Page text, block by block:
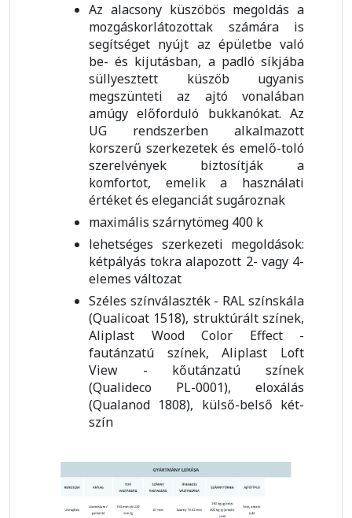
Az alacsony küszöbös megoldás a
mozgáskorlátozottak számára is
segítséget nyújt az épületbe való
be- és kijutásban, a padló síkjába
süllyesztett küszöb ugyanis
megszünteti az ajtó vonalában
amúgy előforduló bukkanókat. Az
UG rendszerben alkalmazott
korszerű szerkezetek és emelő-toló
szerelvények biztosítják a
komfortot, emelik a használati
értéket és eleganciát sugároznak
maximális szárnytömeg 400 k
lehetséges szerkezeti megoldások:
kétpályás tokra alapozott 2- vagy 4-
elemes változat
Széles színválaszték - RAL színskála
(Qualicoat 1518), struktúrált színek,
Aliplast Wood Color Effect -
fautánzatú színek, Aliplast Loft
View - kőutánzatú színek
(Qualideco PL-0001), eloxálás
(Qualanod 1808), külső-belső két-
szín